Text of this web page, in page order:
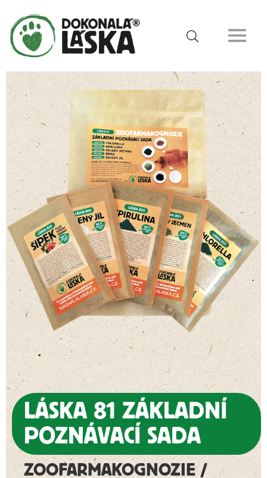
LÁSKA 81 ZÁKLADNÍ
POZNÁVACÍ SADA
ZOOFARMAKOGNOZIE /